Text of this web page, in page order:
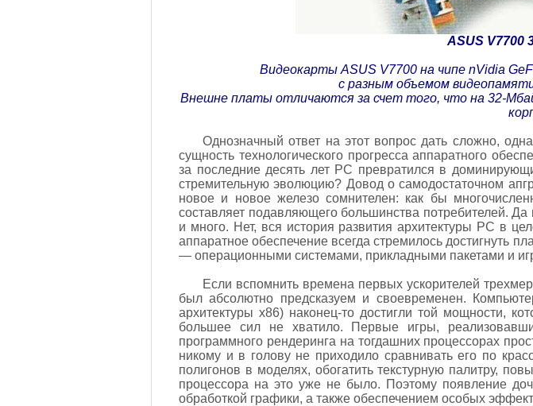
ASUS V7700
Видеокарты ASUS V7700 на чипе nVidia
с разным объемом
Внешне платы отличаются за счет того, что на 32-
Однозначный ответ на этот вопрос дать сложно,
сущность технологического прогресса аппаратного
за последние десять лет PC превратился в
стремительную эволюцию? Довод о самодостаточном
новое и новое железо сомнителен: как бы
составляет подавляющего большинства потребителей.
и много. Нет, вся история развития архитектуры PC в
аппаратное обеспечение всегда стремилось достигнуть
— операционными системами, прикладными пакетами и
Если вспомнить времена первых ускорителей
был абсолютно предсказуем и своевременен.
архитектуры х86) наконец-то достигли той мощности,
большее сил не хватило. Первые игры,
программного рендеринга на тогдашних процессорах
никому и в голову не приходило сравнивать его по
полигонов в моделях, обогатить текстурную палитру,
процессора на это уже не было. Поэтому появление
обработкой графики, а также обеспечением особых